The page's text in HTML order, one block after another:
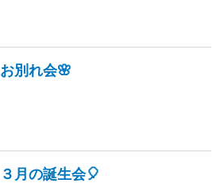
お別れ会🌸
３月の誕生会🎈